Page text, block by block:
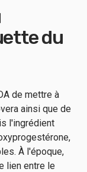
du
de mettre à
ainsi que de
l'ingrédient
À l'époque,
lien entre le